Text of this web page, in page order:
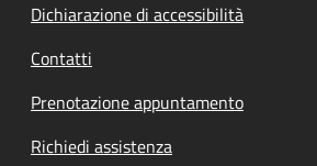
Dichiarazione di accessibilità
Contatti
Prenotazione appuntamento
Richiedi assistenza